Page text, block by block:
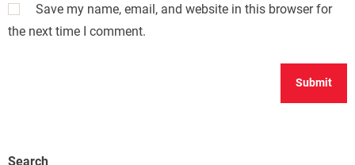
Save my name, email, and website in this browser for
the next time I comment.
Search